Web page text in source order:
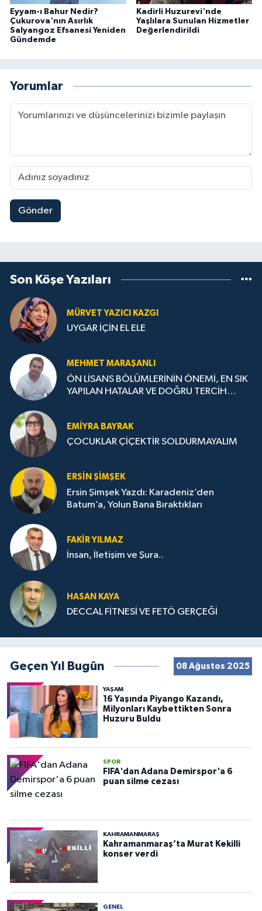
Eyyam-ı Bahur Nedir?
Çukurova'nın Asırlık
Salyangoz Efsanesi Yeniden
Gündemde
Kadirli Huzurevi'nde
Yaşlılara Sunulan Hizmetler
Değerlendirildi
Yorumlar
Gönder
Son Köşe Yazıları
MÜRVET YAZICI KAZGI
UYGAR İÇİN EL ELE
MEHMET MARAŞANLI
ÖN LİSANS BÖLÜMLERİNİN ÖNEMİ, EN SIK
YAPILAN HATALAR VE DOĞRU TERCİH
EMIYRA BAYRAK
ÇOCUKLAR ÇİÇEKTİR SOLDURMAYALIM
ERSIN ŞIMŞEK
Ersin Şimşek Yazdı: Karadeniz’den
Batum’a, Yolun Bana Bıraktıkları
FAKIR YILMAZ
İnsan, İletişim ve Şura..
HASAN KAYA
DECCAL FİTNESİ VE FETÖ GERÇEĞİ
Geçen Yıl Bugün 08 Ağustos 2025
YAŞAM
16 Yaşında Piyango Kazandı,
Milyonları Kaybettikten Sonra
Huzuru Buldu
SPOR
FIFA'dan Adana Demirspor'a 6
puan silme cezası
KAHRAMANMARAŞ
Kahramanmaraş’ta Murat Kekilli
konser verdi
GENEL